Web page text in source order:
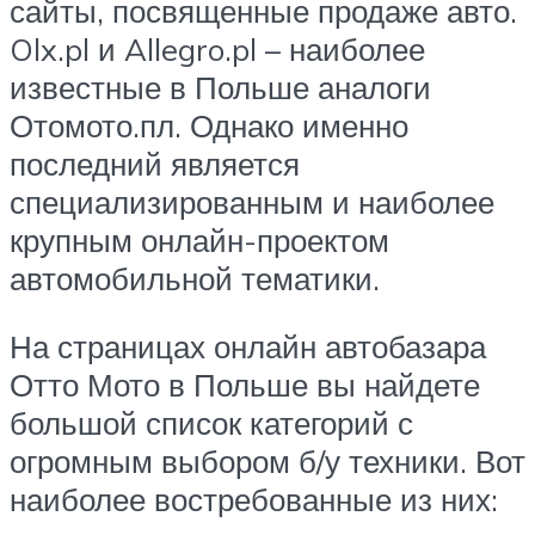
сайты, посвященные продаже авто.
Olx.pl и Allegro.pl – наиболее
известные в Польше аналоги
Отомото.пл. Однако именно
последний является
специализированным и наиболее
крупным онлайн-проектом
автомобильной тематики.
На страницах онлайн автобазара
Отто Мото в Польше вы найдете
большой список категорий с
огромным выбором б/у техники. Вот
наиболее востребованные из них: